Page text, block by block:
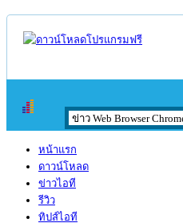
หน้าแรก
ดาวน์โหลด
ข่าวไอที
รีวิว
ทิปส์ไอที